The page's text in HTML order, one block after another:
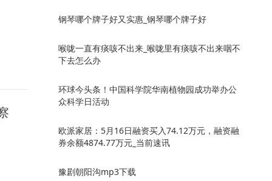
钢琴哪个牌子好又实惠_钢琴哪个牌子好
喉咙一直有痰咳不出来_喉咙里有痰咳不出来咽不
下去怎么办
环球今头条！中国科学院华南植物园成功举办公
众科学日活动
欧派家居：5月16日融资买入74.12万元，融资融
券余额4874.77万元_当前速讯
豫剧朝阳沟mp3下载